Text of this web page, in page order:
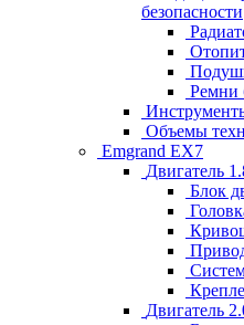
безопасности
Ремни
Объемы
Emgrand EX7
Двигатель
Блок
Двигатель